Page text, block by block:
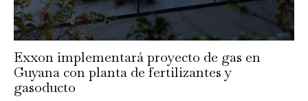
Exxon implementará proyecto de gas en
Guyana con planta de fertilizantes y
gasoducto